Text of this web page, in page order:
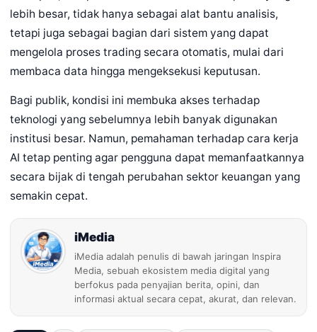
lebih besar, tidak hanya sebagai alat bantu analisis,
tetapi juga sebagai bagian dari sistem yang dapat
mengelola proses trading secara otomatis, mulai dari
membaca data hingga mengeksekusi keputusan.
Bagi publik, kondisi ini membuka akses terhadap
teknologi yang sebelumnya lebih banyak digunakan
institusi besar. Namun, pemahaman terhadap cara kerja
AI tetap penting agar pengguna dapat memanfaatkannya
secara bijak di tengah perubahan sektor keuangan yang
semakin cepat.
iMedia
iMedia adalah penulis di bawah jaringan Inspira
Media, sebuah ekosistem media digital yang
berfokus pada penyajian berita, opini, dan
informasi aktual secara cepat, akurat, dan relevan.